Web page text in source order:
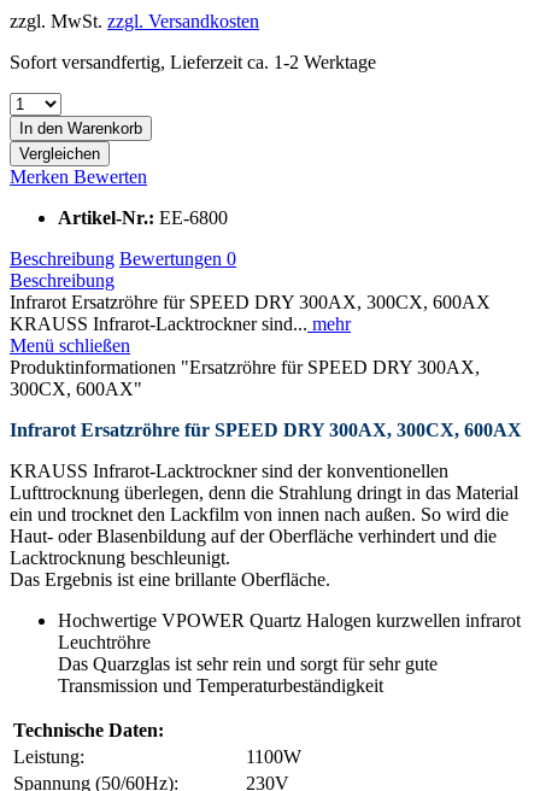
zzgl. MwSt. zzgl. Versandkosten
Sofort versandfertig, Lieferzeit ca. 1-2 Werktage
In den Warenkorb
Vergleichen
Merken Bewerten
Artikel-Nr.: EE-6800
Beschreibung Bewertungen 0
Beschreibung
Infrarot Ersatzröhre für SPEED DRY 300AX, 300CX, 600AX
KRAUSS Infrarot-Lacktrockner sind... mehr
Menü schließen
Produktinformationen "Ersatzröhre für SPEED DRY 300AX,
300CX, 600AX"
Infrarot Ersatzröhre für SPEED DRY 300AX, 300CX, 600AX
KRAUSS Infrarot-Lacktrockner sind der konventionellen
Lufttrocknung überlegen, denn die Strahlung dringt in das Material
ein und trocknet den Lackfilm von innen nach außen. So wird die
Haut- oder Blasenbildung auf der Oberfläche verhindert und die
Lacktrocknung beschleunigt.
Das Ergebnis ist eine brillante Oberfläche.
Hochwertige VPOWER Quartz Halogen kurzwellen infrarot
Leuchtröhre
Das Quarzglas ist sehr rein und sorgt für sehr gute
Transmission und Temperaturbeständigkeit
Technische Daten:
Leistung:
1100W
Spannung (50/60Hz):
230V